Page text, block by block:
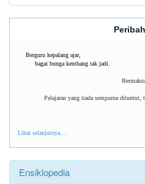
Berguru kepalang ajar,
bagai bunga kembang tak jadi.
Pelajaran yang tiada sempurna dituntut,
Lihat selanjutnya...
Ensiklopedia